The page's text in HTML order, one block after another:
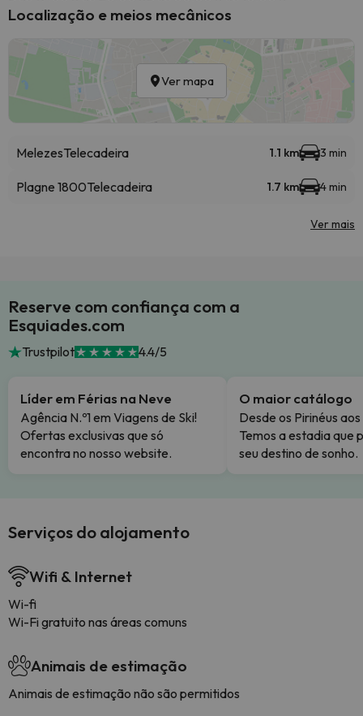
Localização e meios mecânicos
Ver mapa
MelezesTelecadeira 1.1 km 3 min
Plagne 1800Telecadeira 1.7 km 4 min
Ver mais
Reserve com confiança com a
Esquiades.com
Trustpilot 4.4/5
Líder em Férias na Neve
Agência N.º1 em Viagens de Ski!
Ofertas exclusivas que só
encontra no nosso website.
O maior catálogo
Desde os Pirinéus
Temos a estadia que
seu destino de sonho.
Serviços do alojamento
Wifi & Internet
Wi-fi
Wi-Fi gratuito nas áreas comuns
Animais de estimação
Animais de estimação não são permitidos